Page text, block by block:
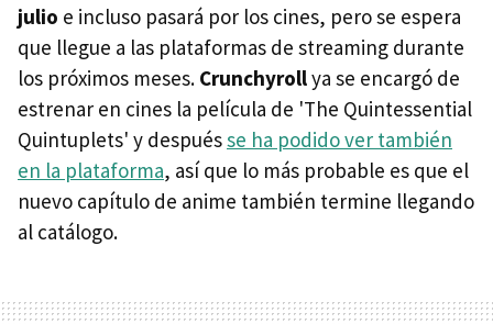
julio e incluso pasará por los cines, pero se espera
que llegue a las plataformas de streaming durante
los próximos meses. Crunchyrollya se encargó de
estrenar en cines la película de 'The Quintessential
Quintuplets' y despuésse ha podido ver también
en la plataforma, así que lo más probable es que el
nuevo capítulo de anime también termine llegando
al catálogo.